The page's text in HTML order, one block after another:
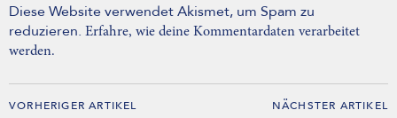
Diese Website verwendet Akismet, um Spam zu
reduzieren. Erfahre, wie deine Kommentardaten verarbeitet
werden.
VORHERIGER ARTIKEL NÄCHSTER ARTIKEL